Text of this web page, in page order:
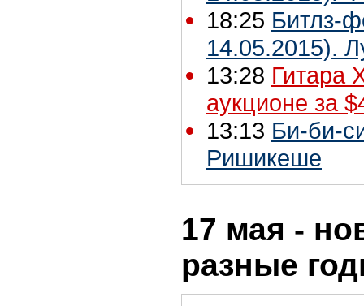
18:25 Битлз-
14.05.2015).
13:28 Гитара
аукционе за
13:13 Би-би-
Ришикеше
17 мая -
разные